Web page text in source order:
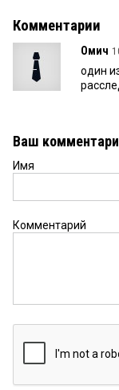
Комментарии
Омич
один
Ваш
Имя
Комментарий